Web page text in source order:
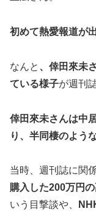
初めて熱愛報道が
なんと 、倖田來未
ている様子が週刊
倖田來未さんは中
り、半同棲のよう
当時、週刊誌に関
購入した200万円
いう目撃談や、